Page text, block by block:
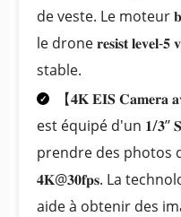
de veste. Le moteur
le drone 𝐫𝐞𝐬𝐢𝐬𝐭
stable.
【𝟒𝐊 𝐄𝐈𝐒 𝐂𝐚𝐦𝐞𝐫𝐚
est équipé d'un 𝟏/𝟑’’
prendre des photos
𝟒𝐊@𝟑𝟎𝐟𝐩𝐬. La
aide à obtenir des